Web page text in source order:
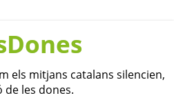
els mitjans catalans silencien,
les dones.